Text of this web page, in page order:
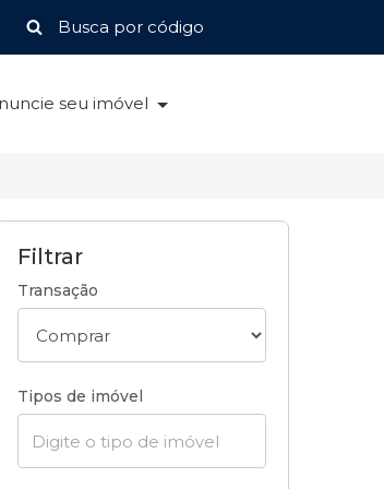
seu imóvel
em gradeem lista
Filtrar
Transação
Tipos de imóvel